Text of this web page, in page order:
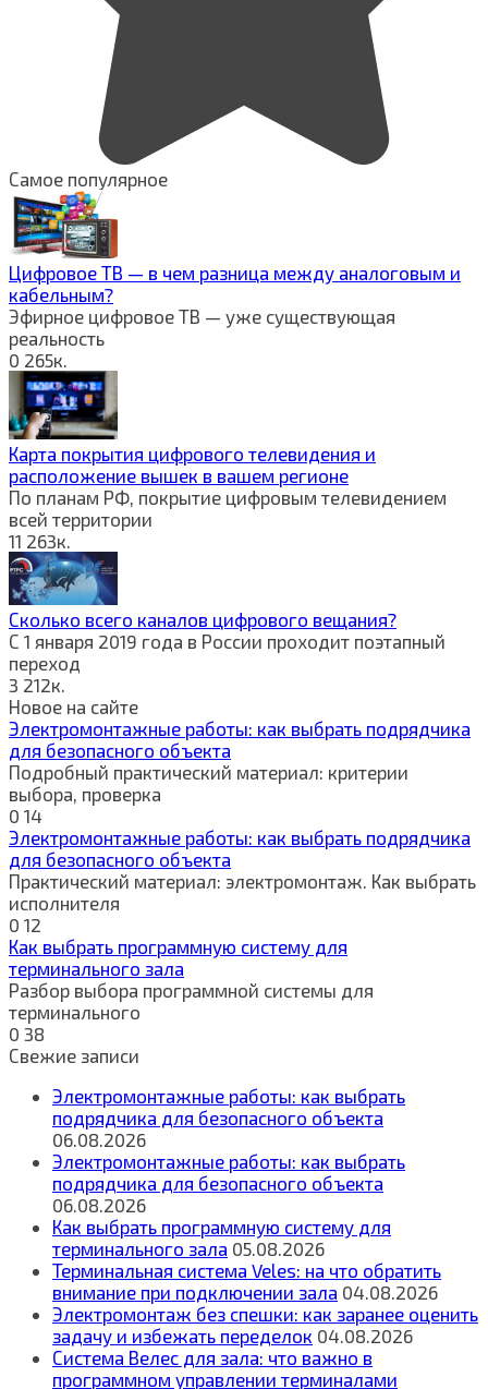
Самое популярное
Цифровое ТВ — в чем разница между аналоговым и
кабельным?
Эфирное цифровое ТВ — уже существующая
реальность
0 265к.
Карта покрытия цифрового телевидения и
расположение вышек в вашем регионе
По планам РФ, покрытие цифровым телевидением
всей территории
11 263к.
Сколько всего каналов цифрового вещания?
С 1 января 2019 года в России проходит поэтапный
переход
3 212к.
Новое на сайте
Электромонтажные работы: как выбрать подрядчика
для безопасного объекта
Подробный практический материал: критерии
выбора, проверка
0 14
Электромонтажные работы: как выбрать подрядчика
для безопасного объекта
Практический материал: электромонтаж. Как выбрать
исполнителя
0 12
Как выбрать программную систему для
терминального зала
Разбор выбора программной системы для
терминального
0 38
Свежие записи
Электромонтажные работы: как выбрать
подрядчика для безопасного объекта
06.08.2026
Электромонтажные работы: как выбрать
подрядчика для безопасного объекта
06.08.2026
Как выбрать программную систему для
терминального зала 05.08.2026
Терминальная система Veles: на что обратить
внимание при подключении зала 04.08.2026
Электромонтаж без спешки: как заранее оценить
задачу и избежать переделок 04.08.2026
Система Велес для зала: что важно в
программном управлении терминалами